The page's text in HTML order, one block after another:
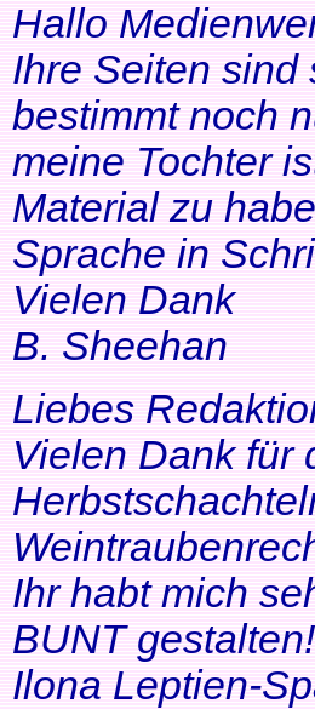
Hallo
Ihre Seiten sind
bestimmt noch
meine Tochter
Material zu
Sprache in
Vielen Dank
B. Sheehan
Liebes
Vielen Dank für
Ihr habt mich
BUNT gestalten!
Ilona Leptien-